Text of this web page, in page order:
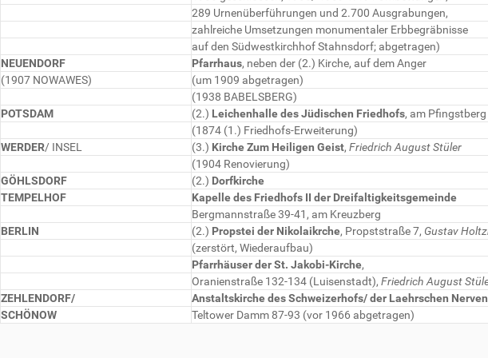
289 Urnenüberführungen und 2.700 Ausgrabungen,
zahlreiche Umsetzungen monumentaler Erbbegräbnisse
auf den Südwestkirchhof Stahnsdorf; abgetragen)
NEUENDORF Pfarrhaus, neben der (2.) Kirche, auf dem Anger
(1907 NOWAWES)
(um 1909 abgetragen)
(1938 BABELSBERG)
POTSDAM (2.) Leichenhalle des Jüdischen Friedhofs, am Pfingstberg
(1874 (1.) Friedhofs-Erweiterung)
WERDER/ INSEL (3.) Kirche Zum Heiligen Geist, Friedrich August Stüler
(1904 Renovierung)
GÖHLSDORF (2.) Dorfkirche
TEMPELHOF
Kapelle des Friedhofs II der Dreifaltigkeitsgemeinde
Bergmannstraße 39-41, am Kreuzberg
BERLIN (2.) Propstei der Nikolaikrche, Propststraße 7, Gustav
(zerstört, Wiederaufbau)
Pfarrhäuser der St. Jakobi-Kirche,
Oranienstraße 132-134 (Luisenstadt), Friedrich August
ZEHLENDORF/
Anstaltskirche des Schweizerhofs/ der Laehrschen
SCHÖNOW
Teltower Damm 87-93 (vor 1966 abgetragen)